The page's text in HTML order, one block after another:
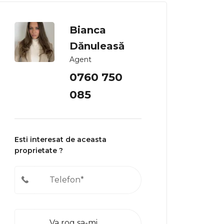
Bianca
Dănuleasă
Agent
0760 750
085
Esti interesat de aceasta
proprietate ?